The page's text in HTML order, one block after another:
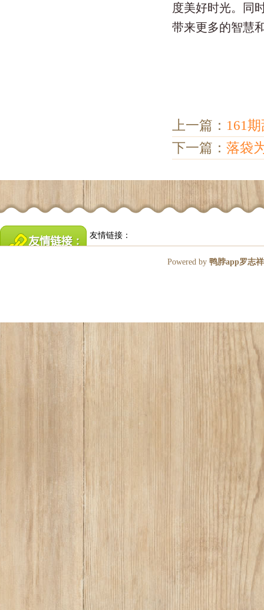
度美好时光。同
带来更多的智慧
上一篇： 161
下一篇： 落袋
友情链接：
Powered by 鸭脖app罗志